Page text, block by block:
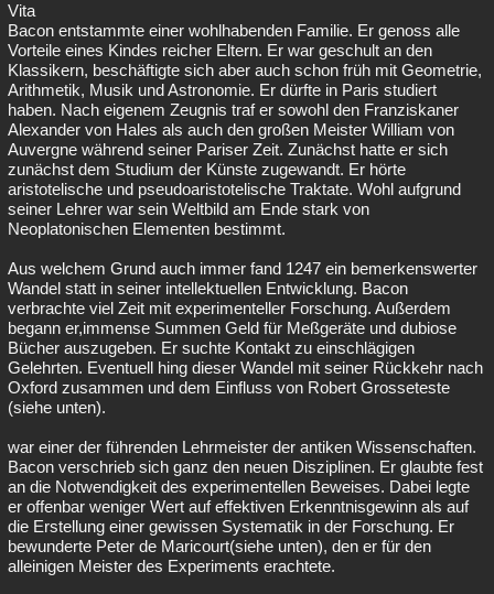
Vita
Bacon entstammte einer wohlhabenden Familie. Er genoss alle
Vorteile eines Kindes reicher Eltern. Er war geschult an den
Klassikern, beschäftigte sich aber auch schon früh mit Geometrie,
Arithmetik, Musik und Astronomie. Er dürfte in Paris studiert
haben. Nach eigenem Zeugnis traf er sowohl den Franziskaner
Alexander von Hales als auch den großen Meister William von
Auvergne während seiner Pariser Zeit. Zunächst hatte er sich
zunächst dem Studium der Künste zugewandt. Er hörte
aristotelische und pseudoaristotelische Traktate. Wohl aufgrund
seiner Lehrer war sein Weltbild am Ende stark von
Neoplatonischen Elementen bestimmt.
Aus welchem Grund auch immer fand 1247 ein bemerkenswerter
Wandel statt in seiner intellektuellen Entwicklung. Bacon
verbrachte viel Zeit mit experimenteller Forschung. Außerdem
begann er,immense Summen Geld für Meßgeräte und dubiose
Bücher auszugeben. Er suchte Kontakt zu einschlägigen
Gelehrten. Eventuell hing dieser Wandel mit seiner Rückkehr nach
Oxford zusammen und dem Einfluss von Robert Grosseteste
(siehe unten).
war einer der führenden Lehrmeister der antiken Wissenschaften.
Bacon verschrieb sich ganz den neuen Disziplinen. Er glaubte fest
an die Notwendigkeit des experimentellen Beweises. Dabei legte
er offenbar weniger Wert auf effektiven Erkenntnisgewinn als auf
die Erstellung einer gewissen Systematik in der Forschung. Er
bewunderte Peter de Maricourt(siehe unten), den er für den
alleinigen Meister des Experiments erachtete.